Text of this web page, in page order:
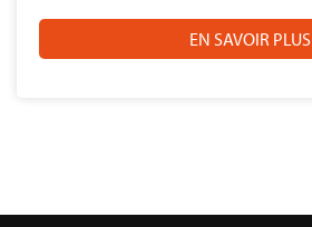
EN SAVOIR PLUS